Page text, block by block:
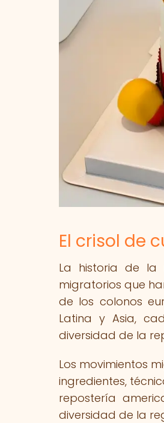
El crisol de
La historia de la
migratorios que
de los colonos
Latina y Asia,
diversidad de la
Los movimientos
ingredientes,
repostería
diversidad de la